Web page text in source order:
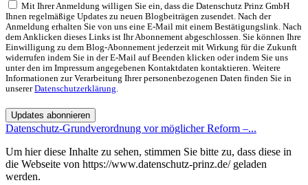
Mit Ihrer Anmeldung willigen Sie ein, dass die Datenschutz Prinz GmbH
Ihnen regelmäßige Updates zu neuen Blogbeiträgen zusendet. Nach der
Anmeldung erhalten Sie von uns eine E-Mail mit einem Bestätigungslink. Nach
dem Anklicken dieses Links ist Ihr Abonnement abgeschlossen. Sie können Ihre
Einwilligung zu dem Blog-Abonnement jederzeit mit Wirkung für die Zukunft
widerrufen indem Sie in der E-Mail auf Beenden klicken oder indem Sie uns
unter den im Impressum angegebenen Kontaktdaten kontaktieren. Weitere
Informationen zur Verarbeitung Ihrer personenbezogenen Daten finden Sie in
unsererDatenschutzerklärung.
Updates abonnieren
Datenschutz-Grundverordnung vor möglicher Reform –...
Um hier diese Inhalte zu sehen, stimmen Sie bitte zu, dass diese in
die Webseite von https://www.datenschutz-prinz.de/ geladen
werden.